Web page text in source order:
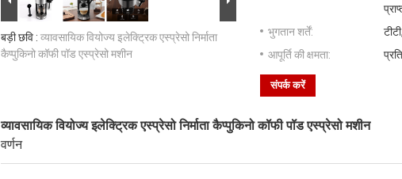
बड़ी छवि : व्यावसायिक वियोज्य इलेक्ट्रिक एस्प्रेसो निर्माता
कैप्पुकिनो कॉफी पॉड एस्प्रेसो मशीन
भुगतान शर्तें:
आपूर्ति की क्षमता:
संपर्क करें
व्यावसायिक वियोज्य इलेक्ट्रिक एस्प्रेसो निर्माता कैप्पुकिनो कॉफी पॉड एस्प्रेसो मशीन
वर्णन